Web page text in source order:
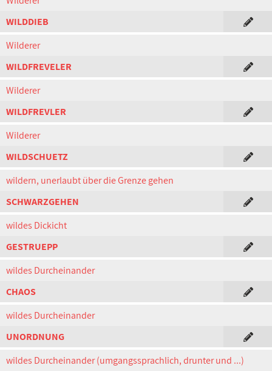
WILDDIEB
Wilderer
WILDFREVELER
Wilderer
WILDFREVLER
Wilderer
WILDSCHUETZ
wildern, unerlaubt über die Grenze gehen
SCHWARZGEHEN
wildes Dickicht
GESTRUEPP
wildes Durcheinander
CHAOS
wildes Durcheinander
UNORDNUNG
wildes Durcheinander (umgangssprachlich, drunter und ...)